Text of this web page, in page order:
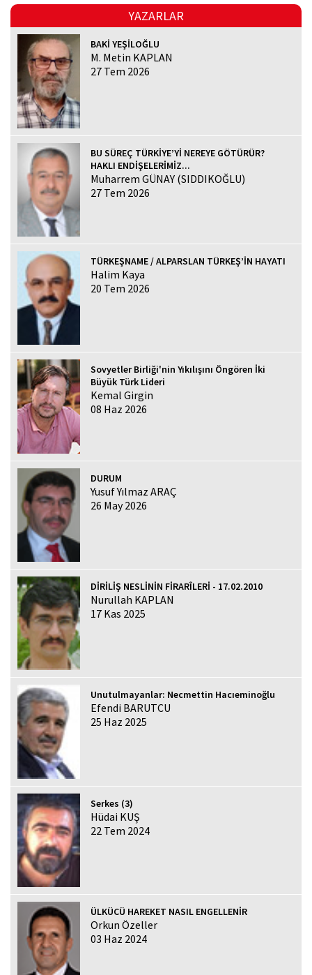
YAZARLAR
BAKİ YEŞİLOĞLU
M. Metin KAPLAN
27 Tem 2026
BU SÜREÇ TÜRKİYE’Yİ NEREYE GÖTÜRÜR?
HAKLI ENDİŞELERİMİZ...
Muharrem GÜNAY (SIDDIKOĞLU)
27 Tem 2026
TÜRKEŞNAME / ALPARSLAN TÜRKEŞ’İN HAYATI
Halim Kaya
20 Tem 2026
Sovyetler Birliği'nin Yıkılışını Öngören İki
Büyük Türk Lideri
Kemal Girgin
08 Haz 2026
DURUM
Yusuf Yılmaz ARAÇ
26 May 2026
DİRİLİŞ NESLİNİN FİRARÎLERİ - 17.02.2010
Nurullah KAPLAN
17 Kas 2025
Unutulmayanlar: Necmettin Hacıeminoğlu
Efendi BARUTCU
25 Haz 2025
Serkes (3)
Hüdai KUŞ
22 Tem 2024
ÜLKÜCÜ HAREKET NASIL ENGELLENİR
Orkun Özeller
03 Haz 2024